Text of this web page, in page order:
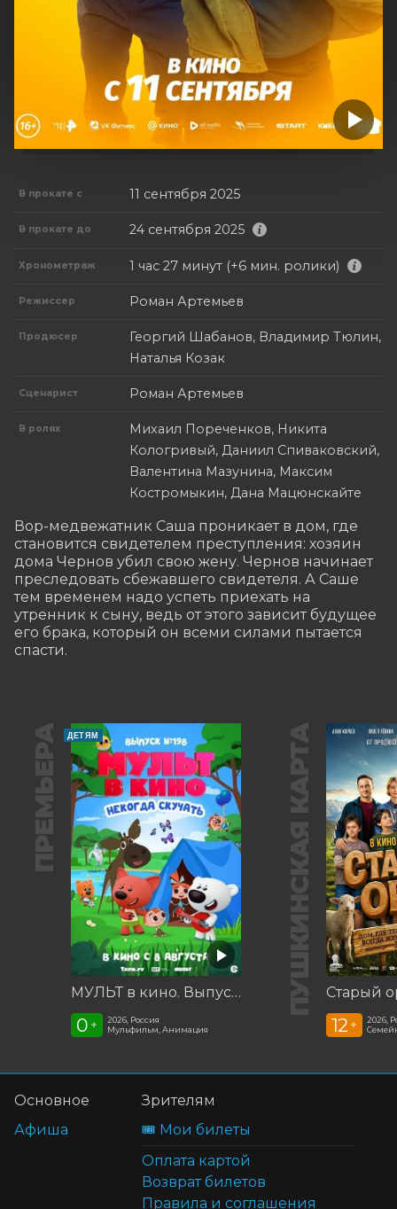
В прокате с 11 сентября 2025
В прокате до 24 сентября 2025
Хронометраж 1 час 27 минут (+6 мин. ролики)
Режиссер Роман Артемьев
Продюсер
Георгий Шабанов, Владимир Тюлин,
Наталья Козак
Сценарист Роман Артемьев
В ролях
Михаил Пореченков, Никита
Кологривый, Даниил Спиваковский,
Валентина Мазунина, Максим
Костромыкин, Дана Мацюнскайте
Вор-медвежатник Саша проникает в дом, где
становится свидетелем преступления: хозяин
дома Чернов убил свою жену. Чернов начинает
преследовать сбежавшего свидетеля. А Саше
тем временем надо успеть приехать на
утренник к сыну, ведь от этого зависит будущее
его брака, который он всеми силами пытается
спасти.
ПРЕМЬЕРА ДЕТЯМ
МУЛЬТ в кино. Выпуск №198. Некогда скучать
0 +
2026, Россия
Мульфильм, Анимация
ПУШКИНСКАЯ КАРТА Старый
12 +
2026,
Основное
Афиша
Зрителям
🎟️ Мои билеты
Оплата картой
Возврат билетов
Правила и соглашения